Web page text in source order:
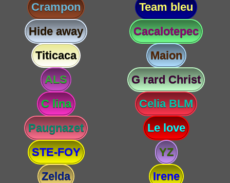
Crampon
Team bleu
Hide away
Cacalotepec
Titicaca
Maion
ALS
G rard Christ
C lina
Celia BLM
Paugnazet
Le love
STE-FOY
YZ
Zelda
Irene